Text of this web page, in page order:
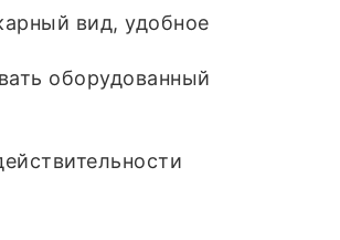
вид, удобное
оборудованный